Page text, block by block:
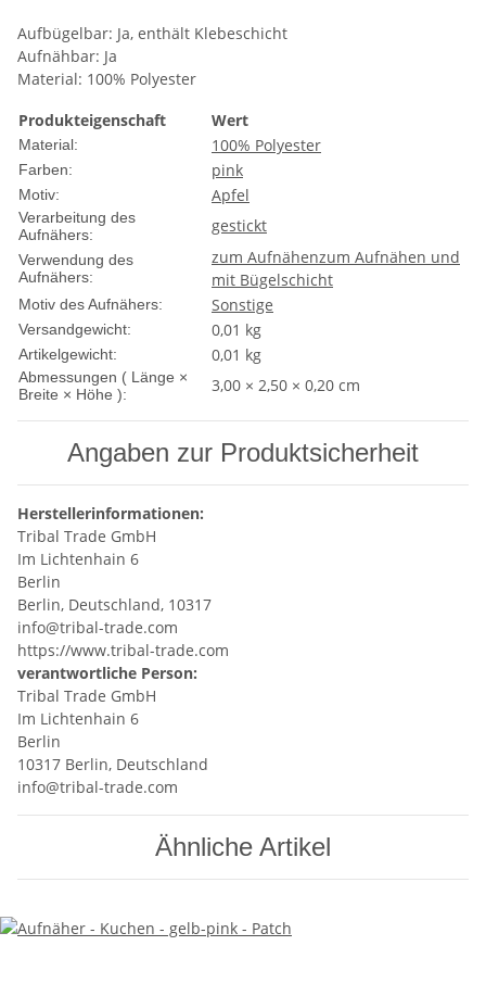
Aufbügelbar: Ja, enthält Klebeschicht
Aufnähbar: Ja
Material: 100% Polyester
Produkteigenschaft
Wert
Material: 100% Polyester
Farben: pink
Motiv: Apfel
Verarbeitung des
Aufnähers:
gestickt
Verwendung des
Aufnähers:
zum Aufnähenzum Aufnähen und
mit Bügelschicht
Motiv des Aufnähers: Sonstige
Versandgewicht: 0,01 kg
Artikelgewicht: 0,01 kg
Abmessungen ( Länge ×
Breite × Höhe ):
3,00 × 2,50 × 0,20 cm
Angaben zur Produktsicherheit
Herstellerinformationen:
Tribal Trade GmbH
Im Lichtenhain 6
Berlin
Berlin, Deutschland, 10317
info@tribal-trade.com
https://www.tribal-trade.com
verantwortliche Person:
Tribal Trade GmbH
Im Lichtenhain 6
Berlin
10317 Berlin, Deutschland
info@tribal-trade.com
Ähnliche Artikel